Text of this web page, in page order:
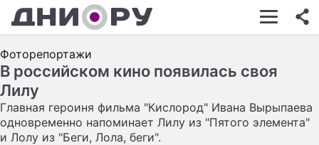
ШОУ-БИЗНЕС
НЕДВИЖИМОСТЬ
Фоторепортажи
В российском кино появилась своя
Лилу
Главная героиня фильма "Кислород" Ивана Вырыпаева
одновременно напоминает Лилу из "Пятого элемента"
и Лолу из "Беги, Лола, беги".